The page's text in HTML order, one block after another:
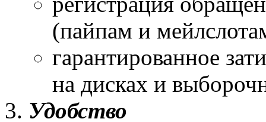
(пайпам и
гарантированное
на дисках и
Удобство